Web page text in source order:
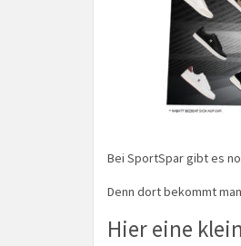
Bei SportSpar gibt es
Denn dort bekommt
Hier eine